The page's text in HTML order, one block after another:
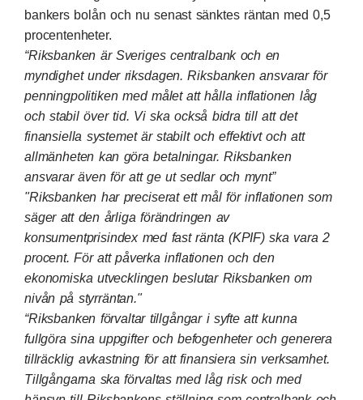
bankers bolån och nu senast sänktes räntan med 0,5
procentenheter.
“Riksbanken är Sveriges centralbank och en
myndighet under riksdagen. Riksbanken ansvarar för
penningpolitiken med målet att hålla inflationen låg
och stabil över tid. Vi ska också bidra till att det
finansiella systemet är stabilt och effektivt och att
allmänheten kan göra betalningar. Riksbanken
ansvarar även för att ge ut sedlar och mynt”
"Riksbanken har preciserat ett mål för inflationen som
säger att den årliga förändringen av
konsumentprisindex med fast ränta (KPIF) ska vara 2
procent. För att påverka inflationen och den
ekonomiska utvecklingen beslutar Riksbanken om
nivån på styrräntan."
“Riksbanken förvaltar tillgångar i syfte att kunna
fullgöra sina uppgifter och befogenheter och generera
tillräcklig avkastning för att finansiera sin verksamhet.
Tillgångarna ska förvaltas med låg risk och med